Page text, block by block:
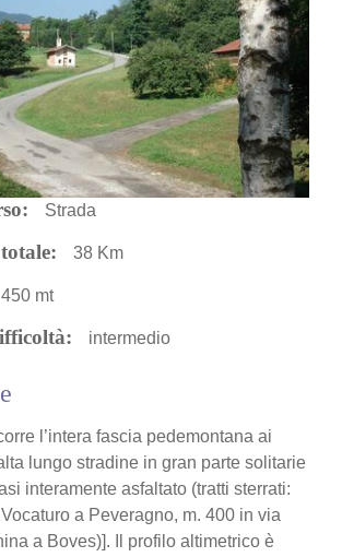
n
Strada
38 Km
450 mt
intermedio
l’intera fascia pedemontana ai
lungo stradine in gran parte solitarie
interamente asfaltato (tratti sterrati:
a Peveragno, m. 400 in via
a Boves)]. Il profilo altimetrico è